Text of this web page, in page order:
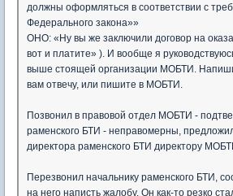
должны оформляться в соответствии с
Федерального закона»»
ОНО: «Ну вы же заключили договор на
вот и платите» ). И вообще я
выше стоящей организации МОБТИ.
вам отвечу, или пишите в МОБТИ.
Позвонил в правовой отдел МОБТИ -
раменского БТИ - неправомерны,
директора раменского БТИ директору
Перезвонил начальнику раменского БТИ,
на него написть жалобу. Он как-то резко